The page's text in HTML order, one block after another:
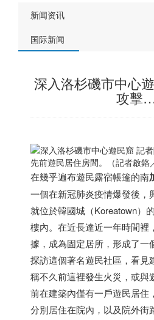
新闻资讯
国际新闻
深入洛杉磯市中心
攻擊
先前遊民居住房間。（記者啟鉻
在幾乎遍布遊民露宿帳篷的南
一個在新冠肺炎疫情爆發後，
就位於韓國城（Koreatown）
樓內。在近長達近一年時間裡
據，成為固定居所，形成了一
探訪這個著名遊民社區，看見
稱不久前這裡發生火災，或與
前在建築內僅有一戶遊民居住
分別居住在院內，以及院外街